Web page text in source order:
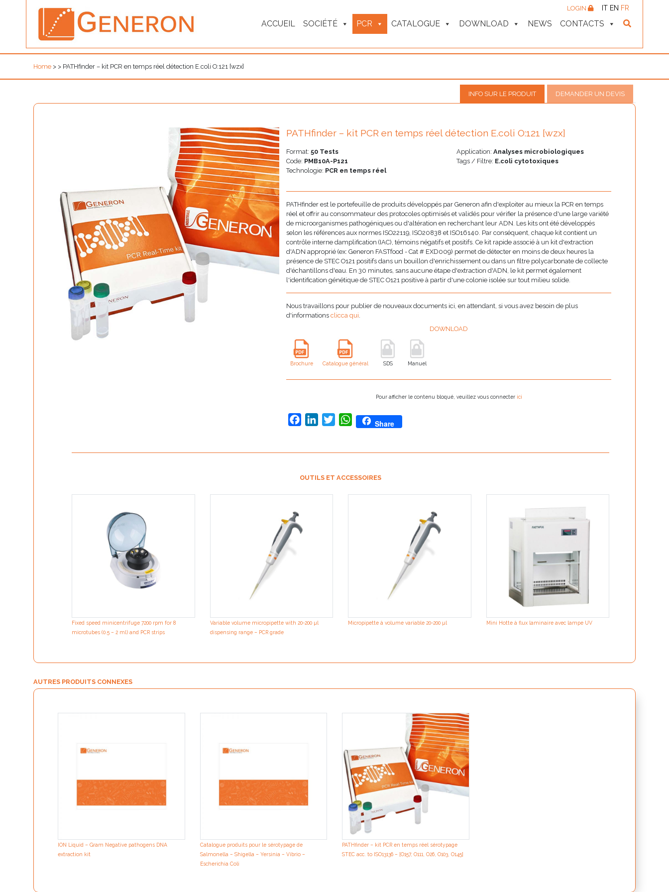
ACCUEIL SOCIÉTÉ PCR CATALOGUE DOWNLOAD NEWS CONTACTS
LOGIN IT EN FR
Home > > PATHfinder – kit PCR en temps réel détection E.coli O:121 [wzx]
INFO SUR LE PRODUIT DEMANDER UN DEVIS
PATHfinder – kit PCR en temps réel détection E.coli O:121 [wzx]
Format:50 Tests
Code: PMB10A-P121
Technologie: PCR en temps réel
Application: Analyses microbiologiques
Tags / Filtre: E.coli cytotoxiques
PATHfinder est le portefeuille de produits développés par Generon afin d'exploiter au mieux la PCR en temps
réel et offrir au consommateur des protocoles optimisés et validés pour vérifier la présence d'une large variété
de microorganismes pathogéniques ou d'altération en recherchant leur ADN. Les kits ont été développés
selon les références aux normes ISO22119, ISO20838 et ISO16140. Par conséquent, chaque kit contient un
contrôle interne damplification (IAC), témoins négatifs et positifs. Ce kit rapide associé à un kit d'extraction
d'ADN approprié (ex: Generon FASTfood - Cat # EXD009) permet de détecter en moins de deux heures la
présence de STEC O121 positifs dans un bouillon d'enrichissement ou dans un filtre polycarbonate de collecte
d'échantillons d'eau. En 30 minutes, sans aucune étape d'extraction d'ADN, le kit permet également
l'identification génétique de STEC O121 positive à partir d'une colonie isolée sur tout milieu solide.
Nous travaillons pour publier de nouveaux documents ici, en attendant, si vous avez besoin de plus
d'informationsclicca qui.
DOWNLOAD
Brochure Catalogue général SDS Manuel
Pour afficher le contenu bloqué, veuillez vous connecter ici
FacebookLinkedInTwitterWhatsApp
Share
OUTILS ET ACCESSOIRES
Fixed speed minicentrifuge 7200 rpm for 8
microtubes (0.5 – 2 ml) and PCR strips
Variable volume micropipette with 20-200 µl
dispensing range – PCR grade
Micropipette à volume variable 20-200 µl Mini Hotte à flux laminaire avec lampe UV
AUTRES PRODUITS CONNEXES
ION Liquid – Gram Negative pathogens DNA
extraction kit
Catalogue produits pour le sérotypage de
Salmonella – Shigella – Yersinia – Vibrio –
Escherichia Coli
PATHfinder – kit PCR en temps réel sérotypage
STEC acc. to ISO13136 – [O157, O111, O26, O103, O145]